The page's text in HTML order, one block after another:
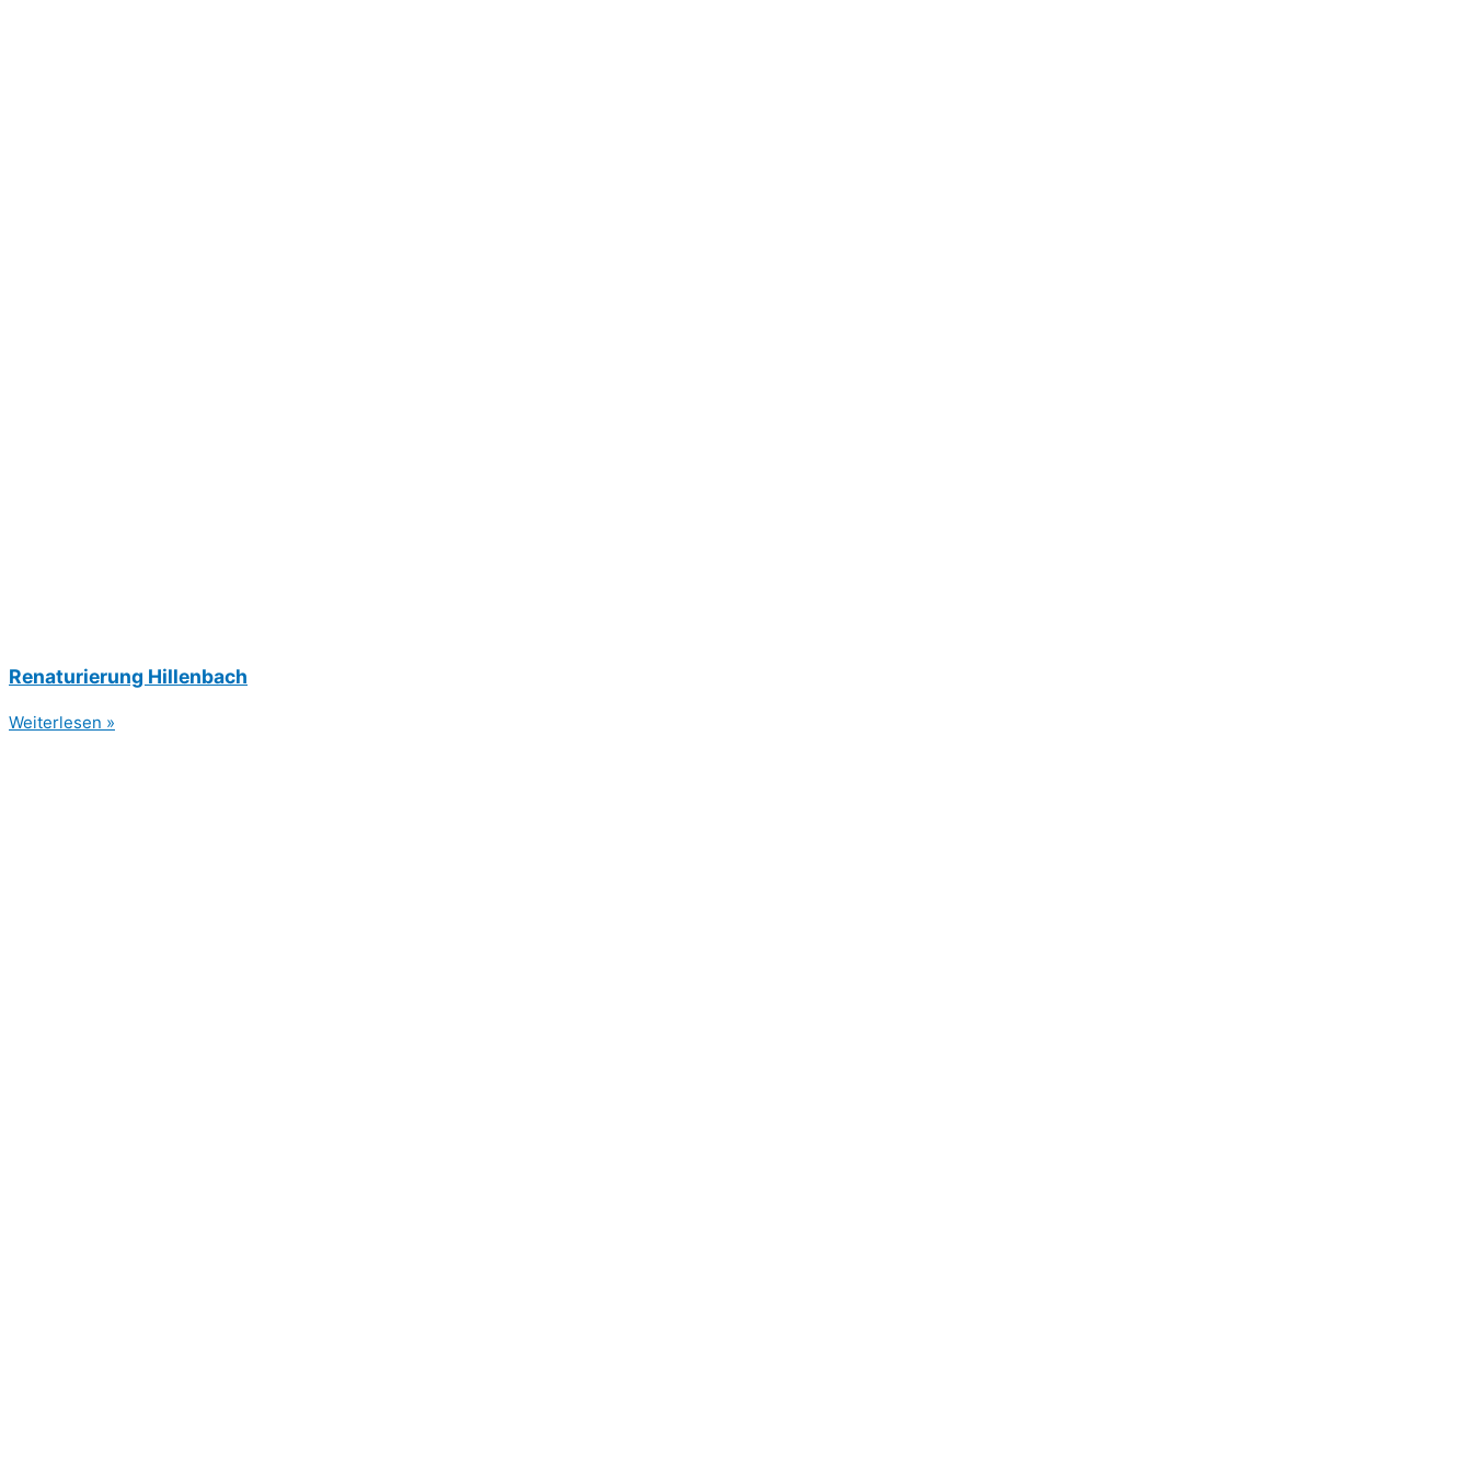
Renaturierung Hillenbach
Weiterlesen »